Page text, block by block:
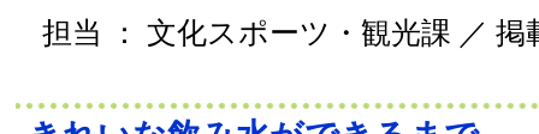
担当 ： 文化スポーツ・観光課 ／ 掲